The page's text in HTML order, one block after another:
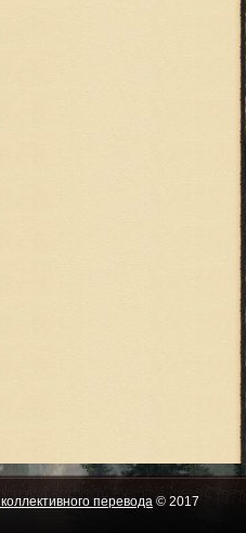
перевода © 2017